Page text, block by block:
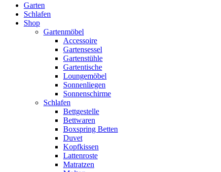
Garten
Schlafen
Shop
Gartenmöbel
Accessoire
Gartensessel
Gartenstühle
Gartentische
Loungemöbel
Sonnenliegen
Sonnenschirme
Schlafen
Bettgestelle
Bettwaren
Boxspring Betten
Duvet
Kopfkissen
Lattenroste
Matratzen